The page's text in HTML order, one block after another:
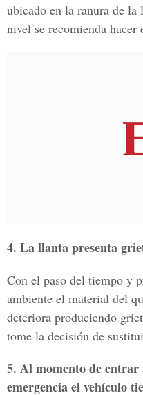
ubicado en la ranura de la
nivel se recomienda hacer
4. La llanta presenta
Con el paso del tiempo y
ambiente el material del
deteriora produciendo
tome la decisión de
5. Al momento de
emergencia el vehículo